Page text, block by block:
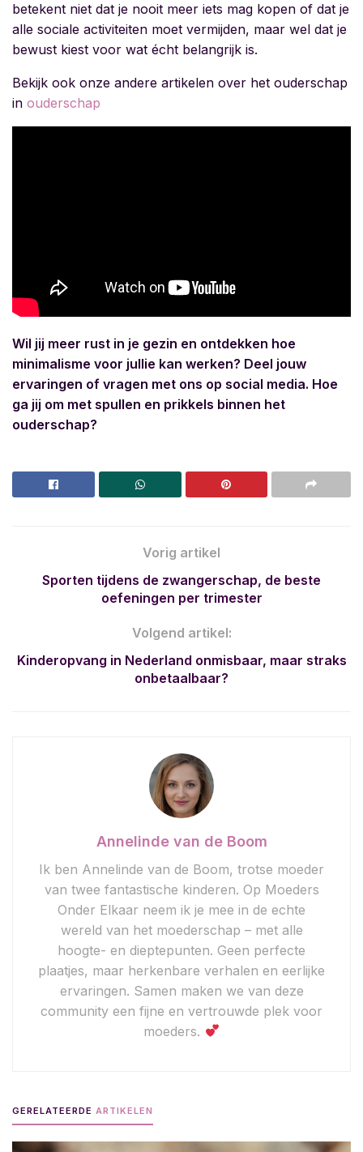
betekent niet dat je nooit meer iets mag kopen of dat je
alle sociale activiteiten moet vermijden, maar wel dat je
bewust kiest voor wat écht belangrijk is.
Bekijk ook onze andere artikelen over het ouderschap
in ouderschap
Wil jij meer rust in je gezin en ontdekken hoe
minimalisme voor jullie kan werken? Deel jouw
ervaringen of vragen met ons op social media. Hoe
ga jij om met spullen en prikkels binnen het
ouderschap?
Vorig artikel
Sporten tijdens de zwangerschap, de beste
oefeningen per trimester
Volgend artikel:
Kinderopvang in Nederland onmisbaar, maar straks
onbetaalbaar?
Annelinde van de Boom
Ik ben Annelinde van de Boom, trotse moeder
van twee fantastische kinderen. Op Moeders
Onder Elkaar neem ik je mee in de echte
wereld van het moederschap – met alle
hoogte- en dieptepunten. Geen perfecte
plaatjes, maar herkenbare verhalen en eerlijke
ervaringen. Samen maken we van deze
community een fijne en vertrouwde plek voor
moeders.
GERELATEERDE ARTIKELEN